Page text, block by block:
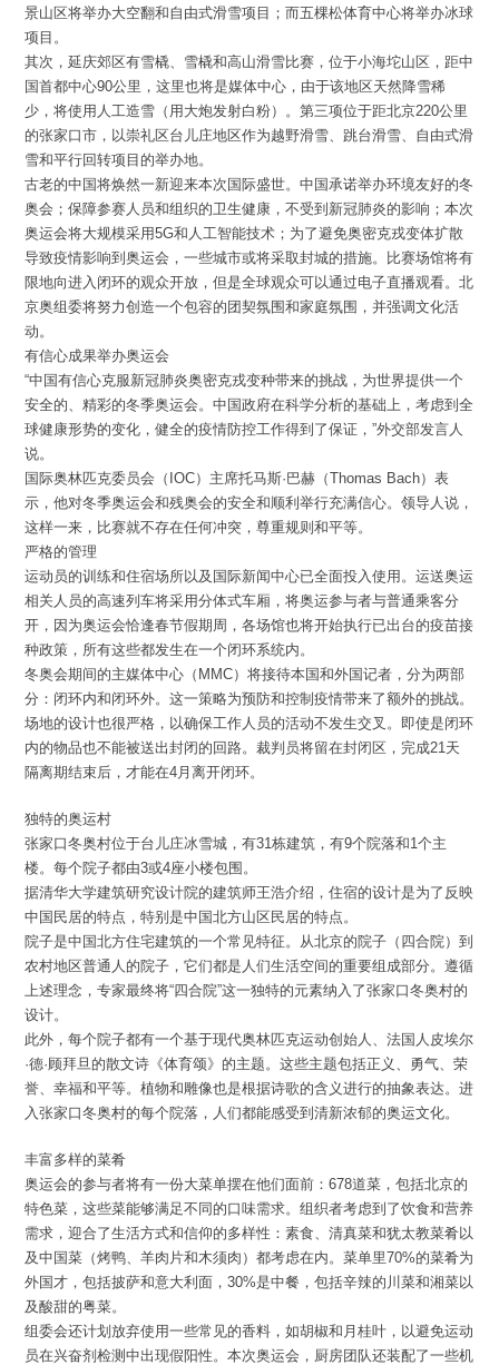
景山区将举办大空翻和自由式滑雪项目；而五棵松体育中心将举办冰球
项目。
其次，延庆郊区有雪橇、雪橇和高山滑雪比赛，位于小海坨山区，距中
国首都中心90公里，这里也将是媒体中心，由于该地区天然降雪稀
少，将使用人工造雪（用大炮发射白粉）。第三项位于距北京220公里
的张家口市，以崇礼区台儿庄地区作为越野滑雪、跳台滑雪、自由式滑
雪和平行回转项目的举办地。
古老的中国将焕然一新迎来本次国际盛世。中国承诺举办环境友好的冬
奥会；保障参赛人员和组织的卫生健康，不受到新冠肺炎的影响；本次
奥运会将大规模采用5G和人工智能技术；为了避免奥密克戎变体扩散
导致疫情影响到奥运会，一些城市或将采取封城的措施。比赛场馆将有
限地向进入闭环的观众开放，但是全球观众可以通过电子直播观看。北
京奥组委将努力创造一个包容的团契氛围和家庭氛围，并强调文化活
动。
有信心成果举办奥运会
“中国有信心克服新冠肺炎奥密克戎变种带来的挑战，为世界提供一个
安全的、精彩的冬季奥运会。中国政府在科学分析的基础上，考虑到全
球健康形势的变化，健全的疫情防控工作得到了保证，”外交部发言人
说。
国际奥林匹克委员会（IOC）主席托马斯·巴赫（Thomas Bach）表
示，他对冬季奥运会和残奥会的安全和顺利举行充满信心。领导人说，
这样一来，比赛就不存在任何冲突，尊重规则和平等。
严格的管理
运动员的训练和住宿场所以及国际新闻中心已全面投入使用。运送奥运
相关人员的高速列车将采用分体式车厢，将奥运参与者与普通乘客分
开，因为奥运会恰逢春节假期周，各场馆也将开始执行已出台的疫苗接
种政策，所有这些都发生在一个闭环系统内。
冬奥会期间的主媒体中心（MMC）将接待本国和外国记者，分为两部
分：闭环内和闭环外。这一策略为预防和控制疫情带来了额外的挑战。
场地的设计也很严格，以确保工作人员的活动不发生交叉。即使是闭环
内的物品也不能被送出封闭的回路。裁判员将留在封闭区，完成21天
隔离期结束后，才能在4月离开闭环。
独特的奥运村
张家口冬奥村位于台儿庄冰雪城，有31栋建筑，有9个院落和1个主
楼。每个院子都由3或4座小楼包围。
据清华大学建筑研究设计院的建筑师王浩介绍，住宿的设计是为了反映
中国民居的特点，特别是中国北方山区民居的特点。
院子是中国北方住宅建筑的一个常见特征。从北京的院子（四合院）到
农村地区普通人的院子，它们都是人们生活空间的重要组成部分。遵循
上述理念，专家最终将“四合院”这一独特的元素纳入了张家口冬奥村的
设计。
此外，每个院子都有一个基于现代奥林匹克运动创始人、法国人皮埃尔
·德·顾拜旦的散文诗《体育颂》的主题。这些主题包括正义、勇气、荣
誉、幸福和平等。植物和雕像也是根据诗歌的含义进行的抽象表达。进
入张家口冬奥村的每个院落，人们都能感受到清新浓郁的奥运文化。
丰富多样的菜肴
奥运会的参与者将有一份大菜单摆在他们面前：678道菜，包括北京的
特色菜，这些菜能够满足不同的口味需求。组织者考虑到了饮食和营养
需求，迎合了生活方式和信仰的多样性：素食、清真菜和犹太教菜肴以
及中国菜（烤鸭、羊肉片和木须肉）都考虑在内。菜单里70%的菜肴为
外国才，包括披萨和意大利面，30%是中餐，包括辛辣的川菜和湘菜以
及酸甜的粤菜。
组委会还计划放弃使用一些常见的香料，如胡椒和月桂叶，以避免运动
员在兴奋剂检测中出现假阳性。本次奥运会，厨房团队还装配了一些机